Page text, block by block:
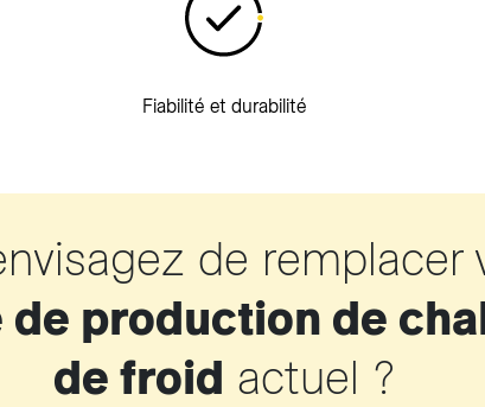
Fiabilité et durabilité
de remplacer
de production de
de froid actuel ?